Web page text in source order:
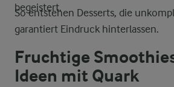
begeistert.
So entstehen Desserts, die
garantiert Eindruck hinterlassen.
Fruchtige
Ideen mit Quark